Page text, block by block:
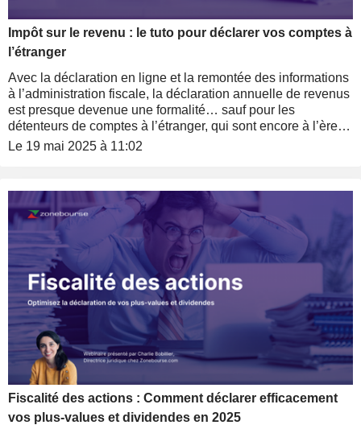
Impôt sur le revenu : le tuto pour déclarer vos comptes à
l’étranger
Avec la déclaration en ligne et la remontée des informations
à l’administration fiscale, la déclaration annuelle de revenus
est presque devenue une formalité… sauf pour les
détenteurs de comptes à l’étranger, qui sont encore à l’ère
du calcul manuel et du tout déclaratif. Mais pas de panique,
découvrez ici toutes les subtilités pour déclarer correctement
vos plus-values et dividendes réalisées sur votre compte à
l'étranger.
Le 19 mai 2025 à 11:02
Fiscalité des actions : Comment déclarer efficacement
vos plus-values et dividendes en 2025